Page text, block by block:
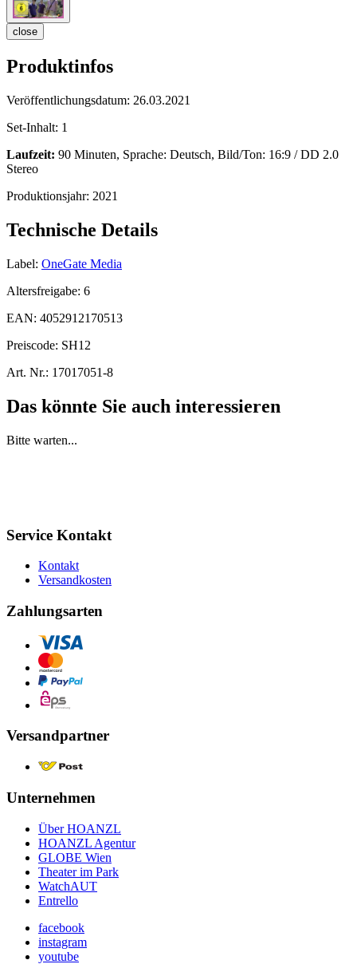
close
Produktinfos
Veröffentlichungsdatum: 26.03.2021
Set-Inhalt: 1
Laufzeit: 90 Minuten, Sprache: Deutsch, Bild/Ton: 16:9 / DD 2.0
Stereo
Produktionsjahr: 2021
Technische Details
Label: OneGate Media
Altersfreigabe: 6
EAN: 4052912170513
Preiscode: SH12
Art. Nr.: 17017051-8
Das könnte Sie auch interessieren
Bitte warten...
Service Kontakt
Kontakt
Versandkosten
Zahlungsarten
Versandpartner
Unternehmen
Über HOANZL
HOANZL Agentur
GLOBE Wien
Theater im Park
WatchAUT
Entrello
facebook
instagram
youtube